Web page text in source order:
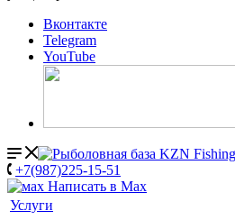
Вконтакте
Telegram
YouTube
+7(987)225-15-51
Написать в Мах
Услуги